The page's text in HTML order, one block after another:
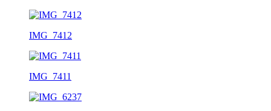
IMG_7412
IMG_7411